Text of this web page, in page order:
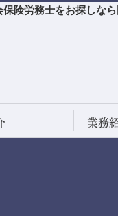
険労務士をお探しな
業務